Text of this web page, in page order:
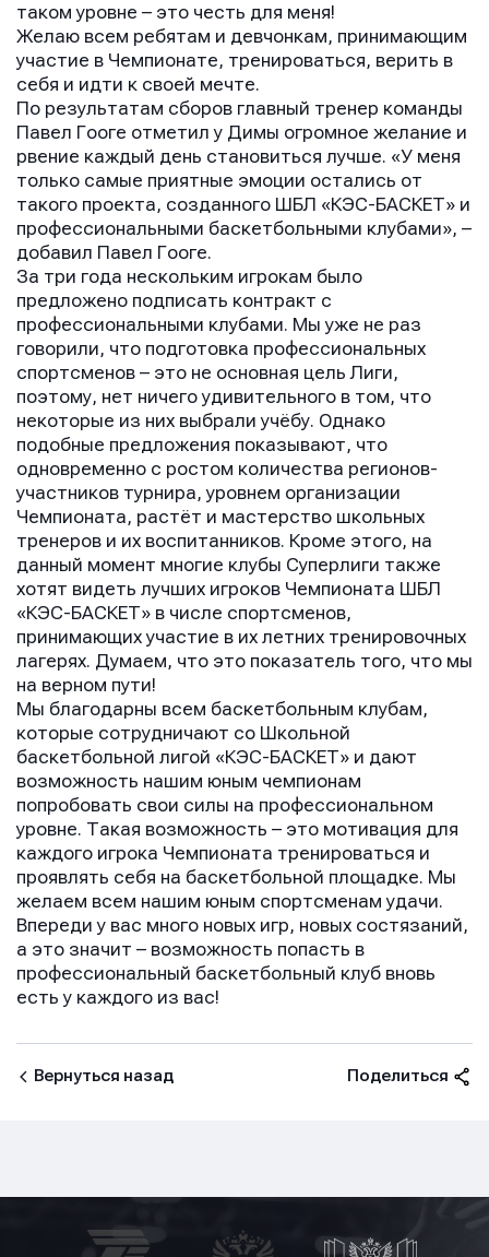
таком уровне – это честь для меня!
Желаю всем ребятам и девчонкам, принимающим
участие в Чемпионате, тренироваться, верить в
себя и идти к своей мечте.
По результатам сборов главный тренер команды
Павел Гооге отметил у Димы огромное желание и
рвение каждый день становиться лучше. «У меня
только самые приятные эмоции остались от
такого проекта, созданного ШБЛ «КЭС-БАСКЕТ» и
профессиональными баскетбольными клубами», –
добавил Павел Гооге.
За три года нескольким игрокам было
предложено подписать контракт с
профессиональными клубами. Мы уже не раз
говорили, что подготовка профессиональных
спортсменов – это не основная цель Лиги,
поэтому, нет ничего удивительного в том, что
некоторые из них выбрали учёбу. Однако
подобные предложения показывают, что
одновременно с ростом количества регионов-
участников турнира, уровнем организации
Чемпионата, растёт и мастерство школьных
тренеров и их воспитанников. Кроме этого, на
данный момент многие клубы Суперлиги также
хотят видеть лучших игроков Чемпионата ШБЛ
«КЭС-БАСКЕТ» в числе спортсменов,
принимающих участие в их летних тренировочных
лагерях. Думаем, что это показатель того, что мы
на верном пути!
Мы благодарны всем баскетбольным клубам,
которые сотрудничают со Школьной
баскетбольной лигой «КЭС-БАСКЕТ» и дают
возможность нашим юным чемпионам
попробовать свои силы на профессиональном
уровне. Такая возможность – это мотивация для
каждого игрока Чемпионата тренироваться и
проявлять себя на баскетбольной площадке. Мы
желаем всем нашим юным спортсменам удачи.
Впереди у вас много новых игр, новых состязаний,
а это значит – возможность попасть в
профессиональный баскетбольный клуб вновь
есть у каждого из вас!
Вернуться назад Поделиться